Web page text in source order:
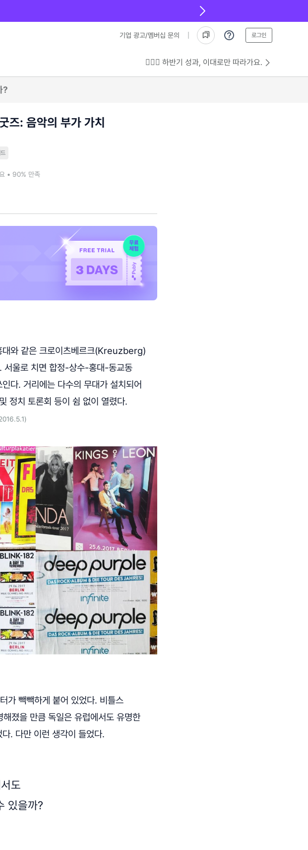
기업 광고/멤버십 문의 로그인
💁🏻‍♂️ 하반기 성과, 이대로만 따라가요.
?
즈: 음악의 부가 가치
• 90% 만족
대와 같은 크로이츠베르크(Kreuzberg)
울로 치면 합정-상수-홍대-동교동
다. 거리에는 다수의 무대가 설치되어
정치 토론회 등이 쉼 없이 열렸다.
가 빽빽하게 붙어 있었다. 비틀스
졌을 만큼 독일은 유럽에서도 유명한
. 다만 이런 생각이 들었다.
도
있을까?